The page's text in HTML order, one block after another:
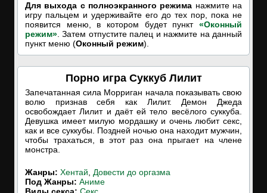
Для выхода с полноэкранного режима нажмите на
игру пальцем и удерживайте его до тех пор, пока не
появится меню, в котором будет пункт «Оконный
режим» . Затем отпустите палец и нажмите на данный
пункт меню (Оконный режим).
Порно игра Суккуб Лилит
Запечатанная сила Морриган начала показывать свою
волю признав себя как Лилит. Демон Джеда
освобождает Лилит и даёт ей тело весёлого суккуба.
Девушка имеет милую мордашку и очень любит секс,
как и все суккубы. Поздней ночью она находит мужчин,
чтобы трахаться, в этот раз она прыгает на члене
монстра.
Жанры: Хентай
Довести до оргазма
Под Жанры: Аниме